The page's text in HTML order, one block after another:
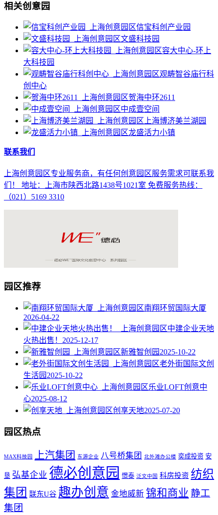
相关创意园
信宝科创产业园
文盛科技园
容大中心-环上
大科技园
观畴智谷庙行科
创中心
贺海中环2611
中成壹空间
上海博济美兰湖园
龙盛活力小镇
联系我们
上海创意园区专业服务商，有任何创意园区服务需求可联系我
们！ 地址：上海市陕西北路1438号1021室 免费服务热线：
（021）5169 3310
园区推荐
南翔环贸国际大厦
2026-04-22
中建企业天地
火热出售！ 2025-12-17
新雅智创园 2025-10-22
老外街国际文创
生活园 2025-10-22
乐业LOFT创意中
心2025-08-12
创享天地2025-07-20
园区热点
MAX科技园 上汽集团 东源企业 八号桥集团 北外滩办公楼 奕成投资 安
垦 弘基企业 德必创意园 憬泰 泛文中国 科房投资 纺织
集团 联东U谷 趣办创意 金地威新 锦和商业 静工
集团